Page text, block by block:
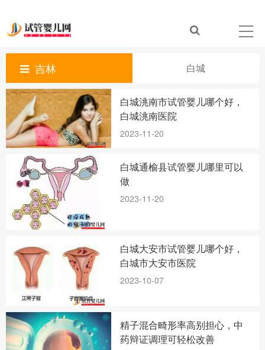
吉林 白城
白城洮南市试管婴儿哪个好，
白城洮南医院
2023-11-20
白城通榆县试管婴儿哪里可以
做
2023-11-20
白城大安市试管婴儿哪个好，
白城市大安市医院
2023-10-07
精子混合畸形率高别担心，中
药辩证调理可轻松改善